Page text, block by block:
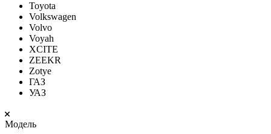
Toyota
Volkswagen
Volvo
Voyah
XCITE
ZEEKR
Zotye
ГАЗ
УАЗ
Модель